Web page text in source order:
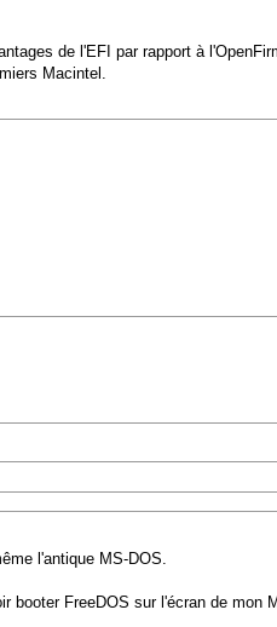
de l'EFI par rapport à
Macintel.
l'antique MS-DOS.
FreeDOS sur l'écran de